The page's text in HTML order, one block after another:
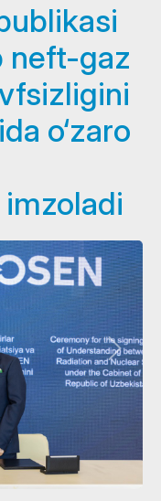
neft-gaz
o‘zaro